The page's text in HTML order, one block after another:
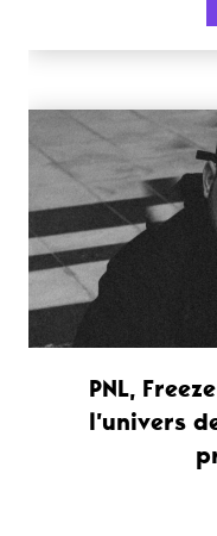
PNL,
l’univers